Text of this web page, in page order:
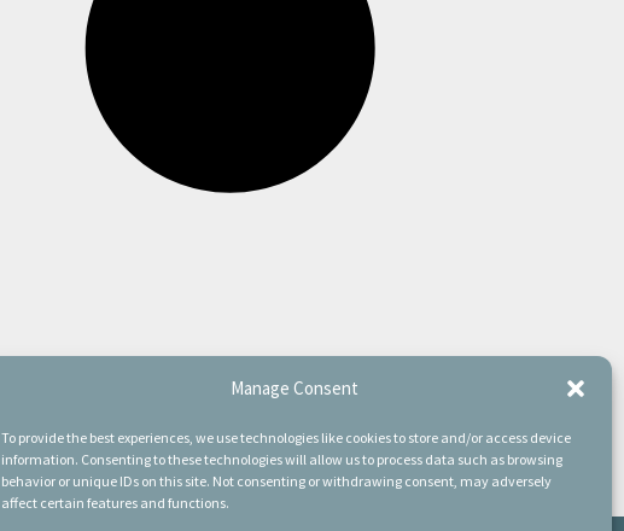
Manage Consent
To provide the best experiences, we use technologies like cookies to store and/or access device
information. Consenting to these technologies will allow us to process data such as browsing
behavior or unique IDs on this site. Not consenting or withdrawing consent, may adversely
affect certain features and functions.